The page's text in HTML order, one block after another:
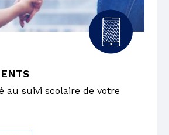
au suivi scolaire de votre